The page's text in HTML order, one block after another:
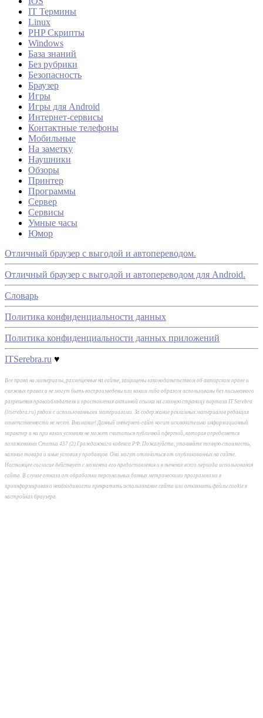
IT Термины
Linux
PHP Скрипты
Windows
База знаний
Без рубрики
Безопасность
Браузер
Игры
Игры для Android
Интернет-сервисы
Контактные телефоны
Мобильные
На заметку
Наушники
Обзоры
Принтер
Программы
Сервер
Сервисы
Умные часы
Юмор
Отличный браузер с выгодой и автопереводом.
Отличный браузер с выгодой и автопереводом для Android.
Словарь
Политика конфиденциальности данных
Политика конфиденциальности данных приложений
ITSerebra.ru ♥
Все права на материалы, размещенные на сайте, защищены законодательством об авторском праве и
смежных правах и не могут быть воспроизведены или каким либо образом использованы без письменного
разрешения правообладателя и проставления активной ссылки на главную страницу портала IT Serebra
(itserebra.ru) рядом с использованными материалами. За содержание рекламных материалов редакция
ответственности не несет. Внимание! Данный интернет-сайт носит исключительно информационный
характер и ни при каких условиях не может считаться публичной офертой, которая определяется
положениями Статьи 437 (2) Гражданского кодекса РФ. Пожалуйста, уточняйте точную стоимость,
наличие товара и иные условия у продавцов. Они могут отличаться от опубликованных на сайте.
Настоящее согласие действует с момента его предоставления и в течение всего периода использования
сайта. В случае отказа от обработки персональных данных метрическими программами я
проинформирован о необходимости прекратить использование сайта или отключить файлы cookie в
настройках браузера.